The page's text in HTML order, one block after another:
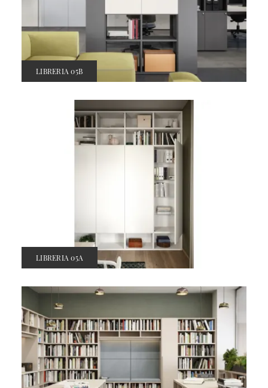
LIBRERIA 05B
LIBRERIA 05A